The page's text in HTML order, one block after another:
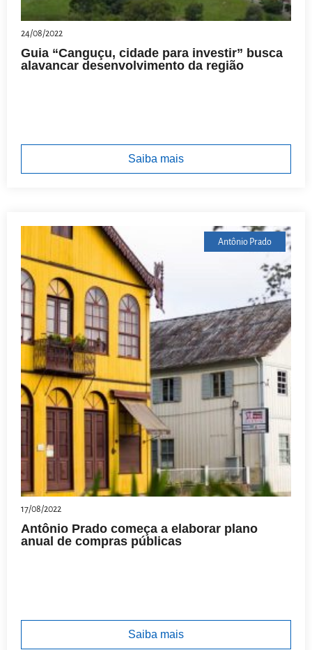
24/08/2022
Guia “Canguçu, cidade para investir” busca
alavancar desenvolvimento da região
Saiba mais
Antônio Prado
17/08/2022
Antônio Prado começa a elaborar plano
anual de compras públicas
Saiba mais